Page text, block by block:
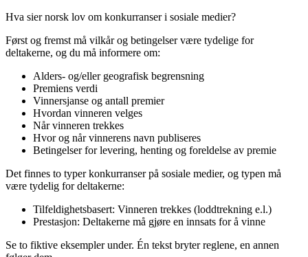
Hva sier norsk lov om konkurranser i sosiale medier?
Først og fremst må vilkår og betingelser være tydelige for
deltakerne, og du må informere om:
Alders- og/eller geografisk begrensning
Premiens verdi
Vinnersjanse og antall premier
Hvordan vinneren velges
Når vinneren trekkes
Hvor og når vinnerens navn publiseres
Betingelser for levering, henting og foreldelse av premie
Det finnes to typer konkurranser på sosiale medier, og typen må
være tydelig for deltakerne:
Tilfeldighetsbasert: Vinneren trekkes (loddtrekning e.l.)
Prestasjon: Deltakerne må gjøre en innsats for å vinne
Se to fiktive eksempler under. Én tekst bryter reglene, en annen